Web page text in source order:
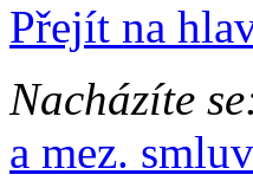
Přejít na
Nacházíte
a mez. smluv